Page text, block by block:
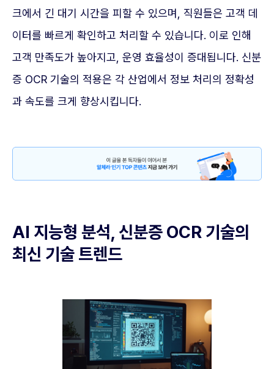
크에서 긴 대기 시간을 피할 수 있으며, 직원들은 고객 데
이터를 빠르게 확인하고 처리할 수 있습니다. 이로 인해
고객 만족도가 높아지고, 운영 효율성이 증대됩니다. 신분
증 OCR 기술의 적용은 각 산업에서 정보 처리의 정확성
과 속도를 크게 향상시킵니다.
AI 지능형 분석, 신분증 OCR 기술의
최신 기술 트렌드